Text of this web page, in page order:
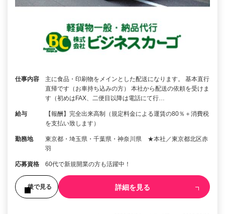
仕事内容
主に食品・印刷物をメインとした配送になります。 基本直行
直帰です（お車持ち込みの方） 本社から配送の依頼を受けま
す（初めはFAX、二便目以降は電話にて行…
給与
【報酬】完全出来高制（規定料金による運賃の80％＋消費税
を支払い致します）
勤務地
東京都・埼玉県・千葉県・神奈川県 ★本社／東京都北区赤
羽
応募資格 60代で新規開業の方も活躍中！
後で見る 詳細を見る